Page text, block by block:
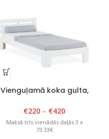
Vienguļamā koka gulta,
200cm, balta
€220 – €420
Maksā trīs vienādās daļās 3 x
73.33€